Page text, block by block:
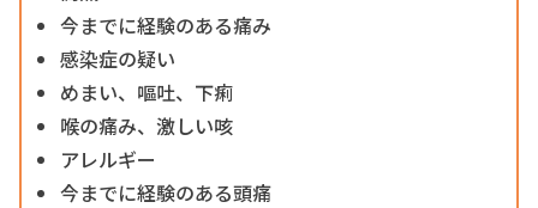
今までに経験のある痛み
感染症の疑い
めまい、嘔吐、下痢
喉の痛み、激しい咳
アレルギー
今までに経験のある頭痛